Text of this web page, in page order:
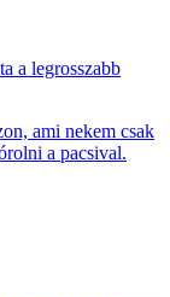
a legrosszabb
ami nekem csak
a pacsival.